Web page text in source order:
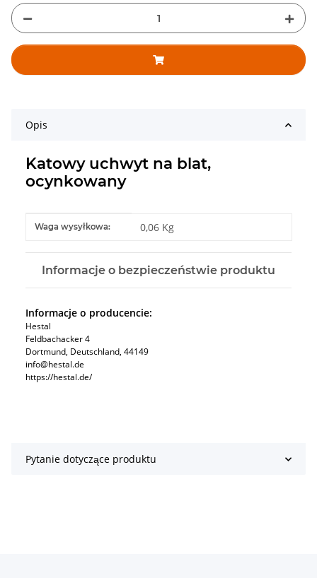
Opis
Katowy uchwyt na blat,
ocynkowany
#productDetails.itemInformation#
#productDetails.itemValue#
Waga wysyłkowa: 0,06 Kg
Informacje o bezpieczeństwie produktu
Informacje o producencie:
Hestal
Feldbachacker 4
Dortmund, Deutschland, 44149
info@hestal.de
https://hestal.de/
Pytanie dotyczące produktu